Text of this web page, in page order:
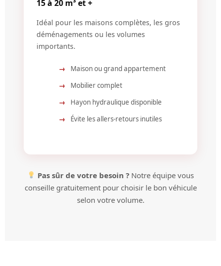
15 à 20 m³ et +
Idéal pour les maisons complètes, les gros
déménagements ou les volumes
importants.
Maison ou grand appartement
Mobilier complet
Hayon hydraulique disponible
Évite les allers-retours inutiles
Pas sûr de votre besoin ? Notre équipe vous
conseille gratuitement pour choisir le bon véhicule
selon votre volume.